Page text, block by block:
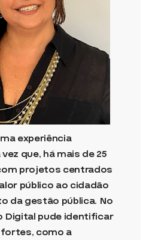
experiência
que, há mais de 25
projetos centrados
público ao cidadão
da gestão pública. No
Digital pude identificar
como a